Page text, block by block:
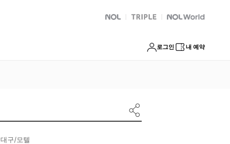
NOL 트리플 Global Interpark
로그인 내 예약
대구/모텔